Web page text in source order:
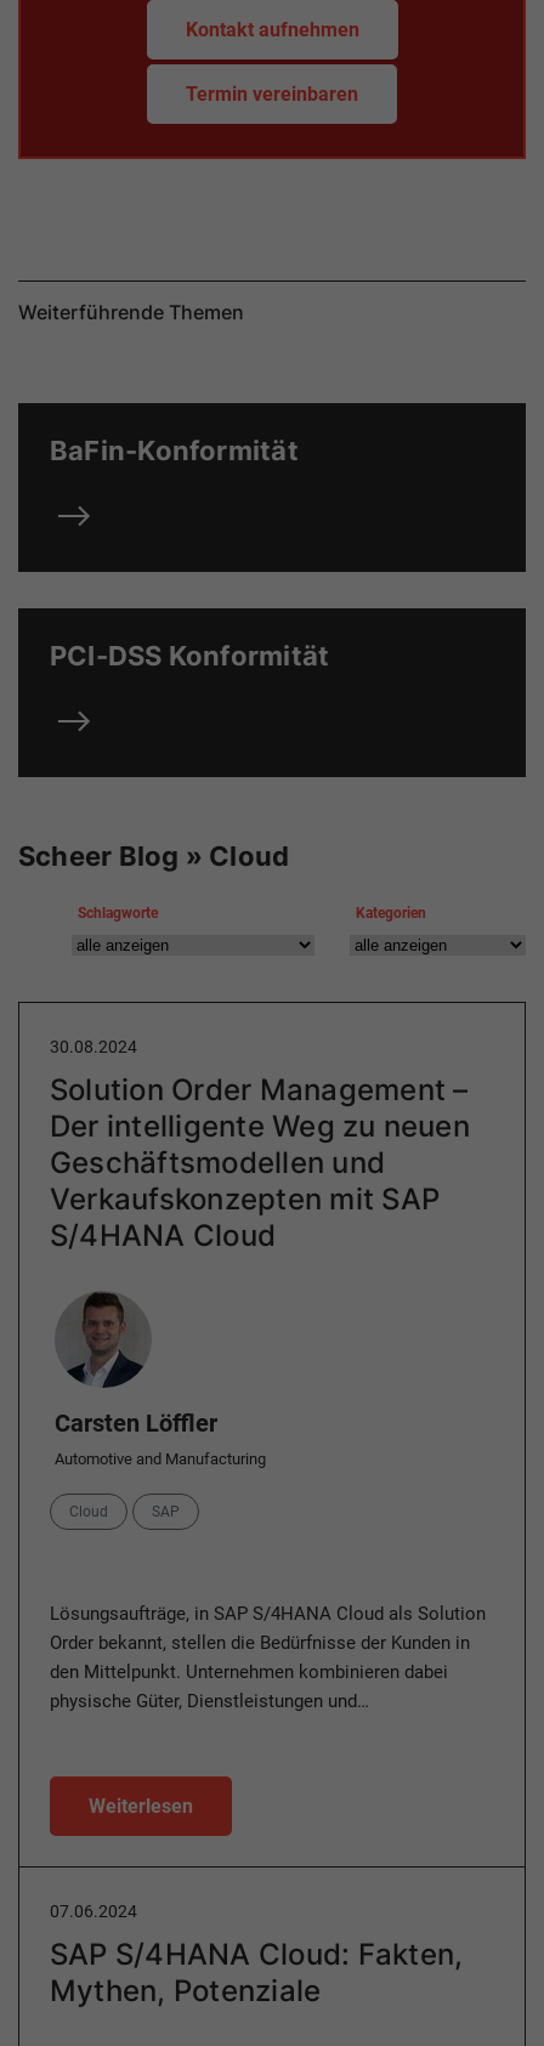
Kontakt aufnehmen
Termin vereinbaren
Weiterführende Themen
BaFin-Konformität
PCI-DSS Konformität
Scheer Blog » Cloud
Schlagworte Kategorien
30.08.2024
Solution Order Management –
Der intelligente Weg zu neuen
Geschäftsmodellen und
Verkaufskonzepten mit SAP
S/4HANA Cloud
Author
Carsten Löffler
Automotive and Manufacturing
Categories
Cloud SAP
Lösungsaufträge, in SAP S/4HANA Cloud als Solution
Order bekannt, stellen die Bedürfnisse der Kunden in
den Mittelpunkt. Unternehmen kombinieren dabei
physische Güter, Dienstleistungen und…
Weiterlesen
07.06.2024
SAP S/4HANA Cloud: Fakten,
Mythen, Potenziale